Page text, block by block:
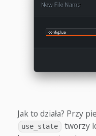
Jak to działa? Przy
use_state
tworzy